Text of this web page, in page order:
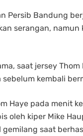
Persib Bandung
serangan, namun
saat jersey
kembali
Haye pada menit
oleh kiper Mike
saat